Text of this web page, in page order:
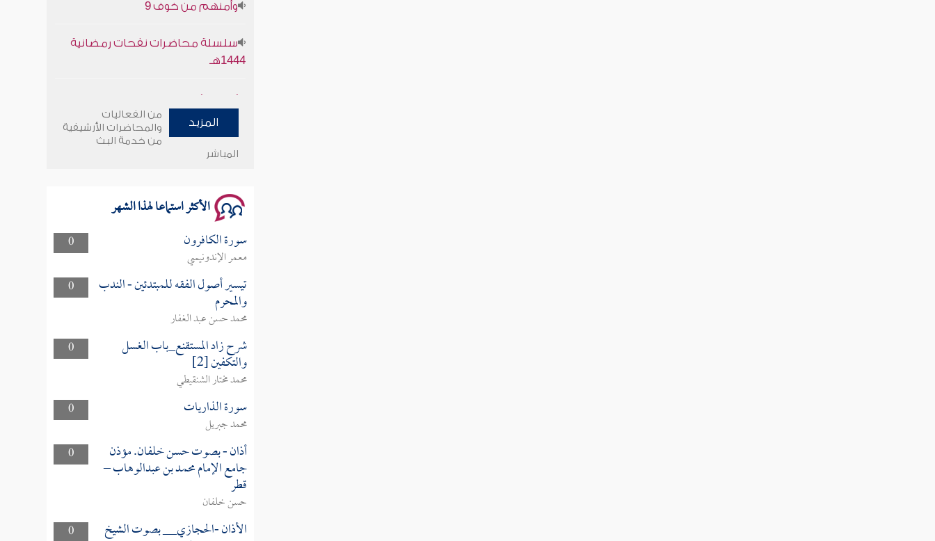
1444هـ
وأمنهم من خوف 9
سلسلة محاضرات نفحات رمضانية
المزيد
من الفعاليات
والمحاضرات الأرشيفية
من خدمة البث
المباشر
الأكثر استماعا لهذا الشهر
0 سورة الكافرون
معمر الإندونيسي
0
تيسير أصول الفقه للمبتدئين - الندب
والمحرم
محمد حسن عبد الغفار
0
شرح زاد المستقنع_باب الغسل
والتكفين [2]
محمد مختار الشنقيطي
0
سورة الذاريات
محمد جبريل
0
أذان - بصوت حسن خلفان. مؤذن
جامع الإمام محمد بن عبدالوهاب –
قطر
حسن خلفان
0
الأذان -الحجازي__ بصوت الشيخ